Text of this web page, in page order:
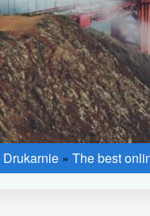
Drukarnie» The best